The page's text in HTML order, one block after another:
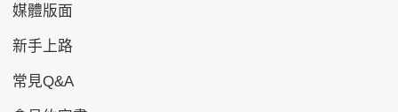
媒體版面
新手上路
常見Q&A